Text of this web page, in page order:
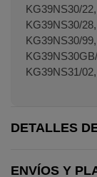
KG39NS30/
KG39NS30/
KG39NS30/
KG39NS31/
DETALLES
ENVÍOS Y